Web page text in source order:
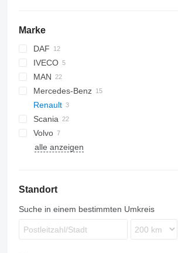
Marke
DAF
CF
XF
XG
F-MAX
IVECO
EuroCargo
S-Way
Stralis
Trakker
MAN
TGA
TGL
TGM
TGS
TGX
Mercedes-Benz
Actros
Antos
Arocs
Atego
Renault
Magnum
Premium
Scania
G-series
R-series
Volvo
FH
alle anzeigen
Standort
Suche in einem bestimmten Umkreis